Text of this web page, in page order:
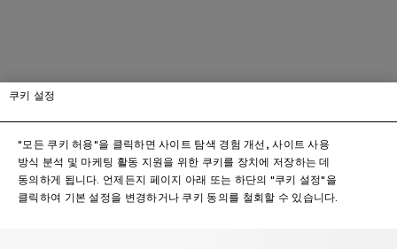
쿠키 설정
"모든 쿠키 허용"을 클릭하면 사이트 탐색 경험 개선, 사이트 사용
방식 분석 및 마케팅 활동 지원을 위한 쿠키를 장치에 저장하는 데
동의하게 됩니다. 언제든지 페이지 아래 또는 하단의 "쿠키 설정"을
클릭하여 기본 설정을 변경하거나 쿠키 동의를 철회할 수 있습니다.